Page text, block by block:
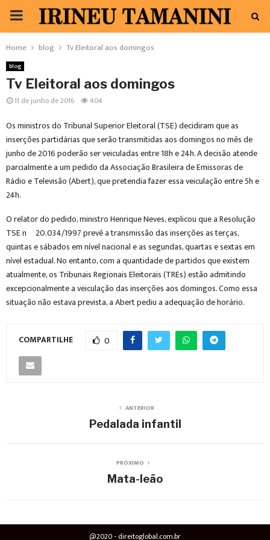
PRIMARY
MENU
Home blog Tv Eleitoral aos domingos
blog
Tv Eleitoral aos domingos
11 de junho de 2016 404
Os ministros do Tribunal Superior Eleitoral (TSE) decidiram que as
inserções partidárias que serão transmitidas aos domingos no mês de
junho de 2016 poderão ser veiculadas entre 18h e 24h. A decisão atende
parcialmente a um pedido da Associação Brasileira de Emissoras de
Rádio e Televisão (Abert), que pretendia fazer essa veiculação entre 5h e
24h.
O relator do pedido, ministro Henrique Neves, explicou que a Resolução
TSE nº 20.034/1997 prevê a transmissão das inserções as terças,
quintas e sábados em nível nacional e as segundas, quartas e sextas em
nível estadual. No entanto, com a quantidade de partidos que existem
atualmente, os Tribunais Regionais Eleitorais (TREs) estão admitindo
excepcionalmente a veiculação das inserções aos domingos. Como essa
situação não estava prevista, a Abert pediu a adequação de horário.
COMPARTILHE 0
ANTERIOR
Pedalada infantil
PRÓXIMO
Mata-leão
@2020 - direitoglobal.com.br